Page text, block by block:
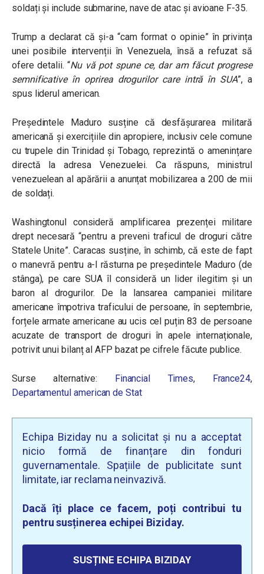
soldați și include submarine, nave de atac și avioane F-35.
Trump a declarat că și-a “cam format o opinie” în privința
unei posibile intervenții în Venezuela, însă a refuzat să
ofere detalii. “Nu vă pot spune ce, dar am făcut progrese
semnificative în oprirea drogurilor care intră în SUA”, a
spus liderul american.
Președintele Maduro susține că desfășurarea militară
americană și exercițiile din apropiere, inclusiv cele comune
cu trupele din Trinidad și Tobago, reprezintă o amenințare
directă la adresa Venezuelei. Ca răspuns, ministrul
venezuelean al apărării a anunțat mobilizarea a 200 de mii
de soldați.
Washingtonul consideră amplificarea prezenței militare
drept necesară “pentru a preveni traficul de droguri către
Statele Unite”. Caracas susține, în schimb, că este de fapt
o manevră pentru a-l răsturna pe președintele Maduro (de
stânga), pe care SUA îl consideră un lider ilegitim și un
baron al drogurilor. De la lansarea campaniei militare
americane împotriva traficului de persoane, în septembrie,
forțele armate americane au ucis cel puțin 83 de persoane
acuzate de transport de droguri în apele internaționale,
potrivit unui bilanț al AFP bazat pe cifrele făcute publice.
Surse alternative: Financial Times, France24,
Departamentul american de Stat
Echipa Biziday nu a solicitat și nu a acceptat
nicio formă de finanțare din fonduri
guvernamentale. Spațiile de publicitate sunt
limitate, iar reclama neinvazivă.
Dacă îți place ce facem, poți contribui tu
pentru susținerea echipei Biziday.
SUSȚINE ECHIPA BIZIDAY